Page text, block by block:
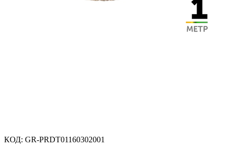
КОД: GR-PRDT01160302001